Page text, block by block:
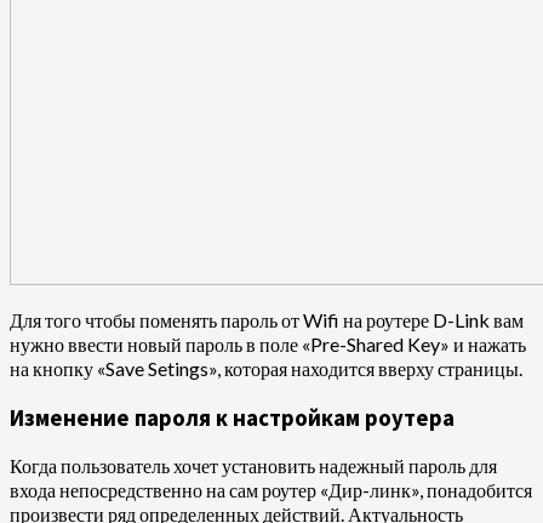
Для того чтобы поменять пароль от Wifi на роутере D-Link вам
нужно ввести новый пароль в поле «Pre-Shared Key» и нажать
на кнопку «Save Setings», которая находится вверху страницы.
Изменение пароля к настройкам роутера
Когда пользователь хочет установить надежный пароль для
входа непосредственно на сам роутер «Дир-линк», понадобится
произвести ряд определенных действий. Актуальность